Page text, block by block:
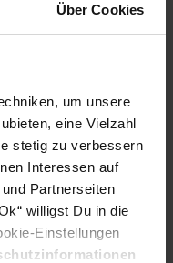
Über Cookies
um unsere
eine Vielzahl
stetig zu verbessern
Interessen auf
Partnerseiten
willigst Du in die
Einstellungen
16
0